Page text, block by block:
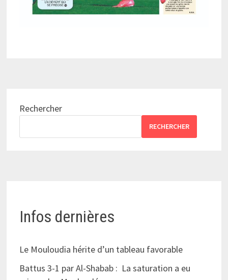
Rechercher
RECHERCHER
Infos dernières
Le Mouloudia hérite d’un tableau favorable
Battus 3-1 par Al-Shabab : La saturation a eu